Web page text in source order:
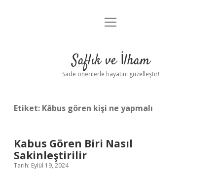
Anasayfa
Yasal Uyarı
menüyü
Saflık ve İlham
Sade önerilerle hayatını güzelleştir!
Etiket: Kâbus gören kişi ne yapmalı
Kabus Gören Biri Nasıl
Sakinleştirilir
Tarih: Eylül 19, 2024